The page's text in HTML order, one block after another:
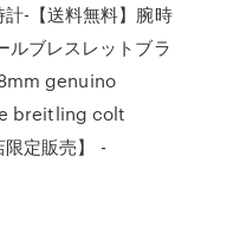
-【送料無料】腕時
ルブレスレットブラ
genuino
breitling colt
定販売】 -